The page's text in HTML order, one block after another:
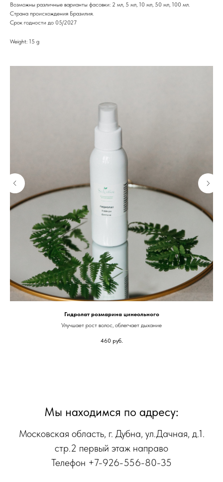
Возможны различные варианты фасовки: 2 мл, 5 мл, 10 мл, 50 мл, 100 мл.
Страна происхождения Бразилия.
Срок годности до 05/2027
Weight: 15 g
Гидролат розмарина цинеольного
Улучшает рост волос, облегчает дыхание
460 руб.
Мы находимся по адресу:
Московская область, г. Дубна, ул.Дачная, д.1.
стр.2 первый этаж направо
Телефон +7-926-556-80-35